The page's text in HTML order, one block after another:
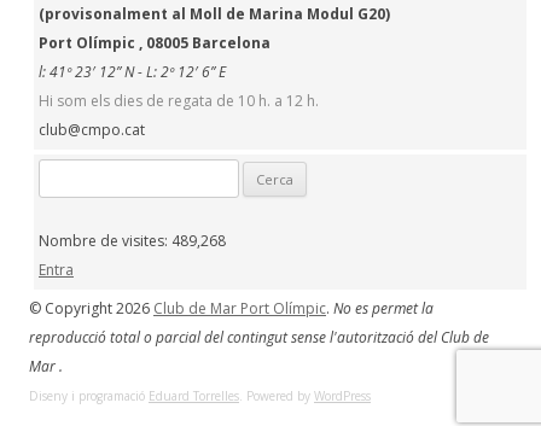
(provisonalment al Moll de Marina Modul G20)
Port Olímpic , 08005 Barcelona
l: 41º 23′ 12” N - L: 2º 12′ 6” E
Hi som els dies de regata de 10 h. a 12 h.
club@cmpo.cat
Nombre de visites: 489,268
Entra
© Copyright 2026 Club de Mar Port Olímpic. No es permet la
reproducció total o parcial del contingut sense l'autorització del Club de
Mar .
Diseny i programació Eduard Torrelles . Powered by WordPress